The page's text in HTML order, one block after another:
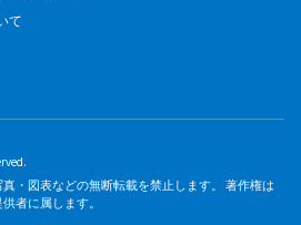
て
・図表などの無断転載を禁止します。 著作権は
者に属します。